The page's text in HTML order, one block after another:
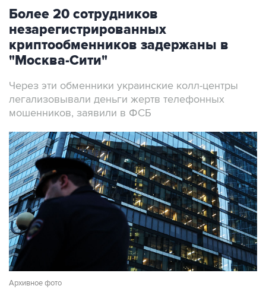
Более 20 сотрудников
незарегистрированных
криптообменников задержаны в
"Москва-Сити"
Через эти обменники украинские колл-центры
легализовывали деньги жертв телефонных
мошенников, заявили в ФСБ
Архивное фото